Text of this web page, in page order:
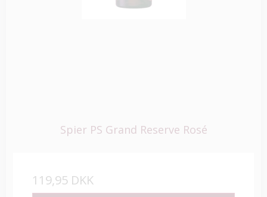
Spier PS Grand Reserve Rosé
119,95 DKK